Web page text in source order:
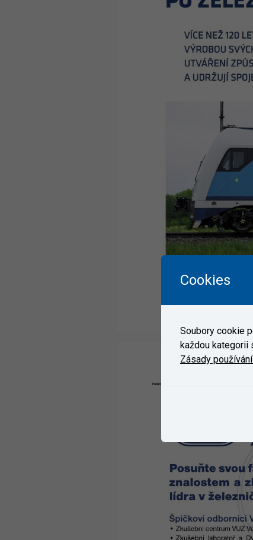
Cookies
Soubory cookie
každou kategorii
Zásady